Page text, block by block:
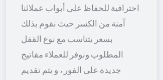
احترافية للحفاظ على أبواب عملائنا
آمنة من الكسر حيث نقوم بذلك
بسعر يتناسب مع نوع القفل
المطلوب ونوفر للعملاء مفاتيح
جديدة على الفور ، و يتم تقديم